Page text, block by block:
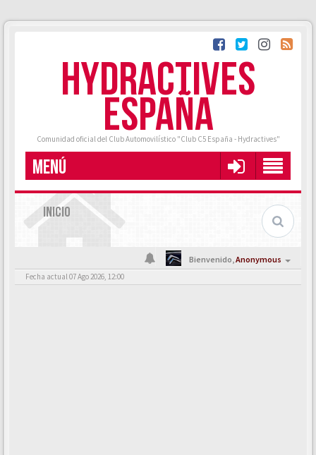
HYDRACTIVES
ESPAÑA
Comunidad oficial del Club Automovilístico "Club C5 España - Hydractives"
MENÚ
INICIO
Bienvenido,Anonymous
Fecha actual 07 Ago 2026, 12:00